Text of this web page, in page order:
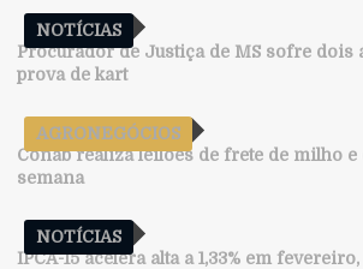
NOTÍCIAS
Procurador de Justiça de MS sofre dois
prova de kart
AGRONEGÓCIOS
Conab realiza leilões de frete de milho e
semana
NOTÍCIAS
IPCA-15 acelera alta a 1,33% em